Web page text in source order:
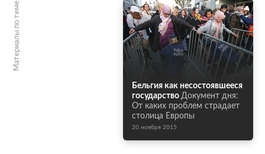
Материалы по теме
Бельгия как несостоявшееся
государство Документ дня:
От каких проблем страдает
столица Европы
20 ноября 2015